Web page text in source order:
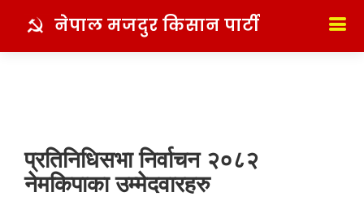
नेपाल मजदुर किसान पार्टी
प्रतिनिधिसभा निर्वाचन २०८२
नेमकिपाका उम्मेदवारहरु